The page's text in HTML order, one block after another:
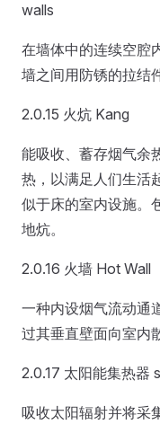
walls
在墙体中的连续空腔
墙之间用防锈的拉结
2.0.15 火炕 Kang
能吸收、蓄存烟气余
热，以满足人们生活
似于床的室内设施。
地炕。
2.0.16 火墙 Hot Wall
一种内设烟气流动通
过其垂直壁面向室内
2.0.17 太阳能集热器
吸收太阳辐射并将采